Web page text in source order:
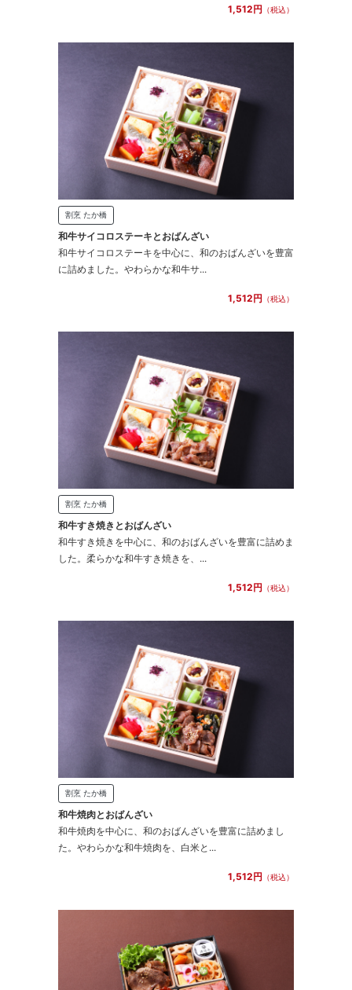
1,512円 （税込）
割烹 たか橋
和牛サイコロステーキとおばんざい
和牛サイコロステーキを中心に、和のおばんざいを豊富
に詰めました。やわらかな和牛サ...
1,512円 （税込）
割烹 たか橋
和牛すき焼きとおばんざい
和牛すき焼きを中心に、和のおばんざいを豊富に詰めま
した。柔らかな和牛すき焼きを、...
1,512円 （税込）
割烹 たか橋
和牛焼肉とおばんざい
和牛焼肉を中心に、和のおばんざいを豊富に詰めまし
た。やわらかな和牛焼肉を、白米と...
1,512円 （税込）